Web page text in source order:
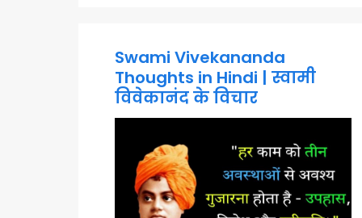
Swami Vivekananda
Thoughts in Hindi | स्वामी
विवेकानंद के विचार